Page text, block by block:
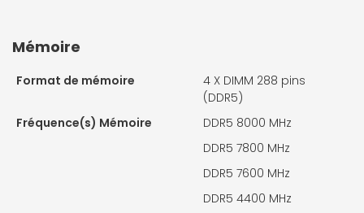
Mémoire
Format de mémoire 4 X DIMM 288 pins
(DDR5)
Fréquence(s) Mémoire
DDR5 8000 MHz
DDR5 7800 MHz
DDR5 7600 MHz
DDR5 4400 MHz